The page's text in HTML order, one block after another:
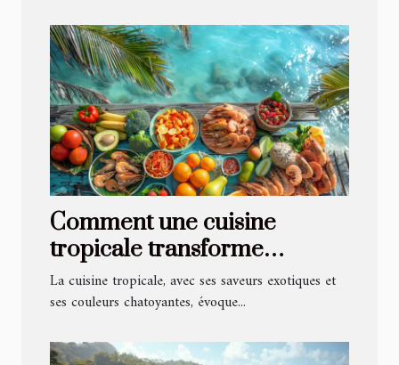
Comment une cuisine
tropicale transforme
l'expérience culinaire sur la
côte
La cuisine tropicale, avec ses saveurs exotiques et
ses couleurs chatoyantes, évoque...